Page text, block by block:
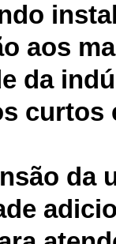
aos
da
curtos
da